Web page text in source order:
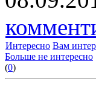
Интересно Вам
Больше не интересно
(0)